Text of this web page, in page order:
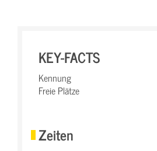
KEY-FACTS
Kennung
Freie Plätze
Zeiten